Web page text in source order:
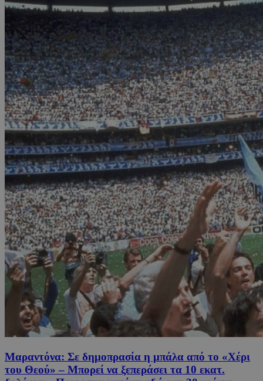
Μαραντόνα: Σε δημοπρασία η μπάλα από το «Χέρι
του Θεού» – Μπορεί να ξεπεράσει τα 10 εκατ.